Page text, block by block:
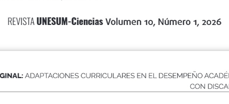
REVISTAUNESUM-CienciasVolumen 10, Número 1, 2026
ADAPTACIONES CURRICULARES EN EL DESEMPEÑO
CON